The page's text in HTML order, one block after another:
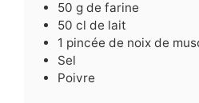
50 g de farine
50 cl de lait
1 pincée de noix de
Sel
Poivre